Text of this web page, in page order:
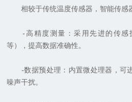
相较于传统温度传感器，智能传感
-高精度测量：采用先进的传感
等），提高数据准确性。
-数据预处理：内置微处理器，可
噪声干扰。